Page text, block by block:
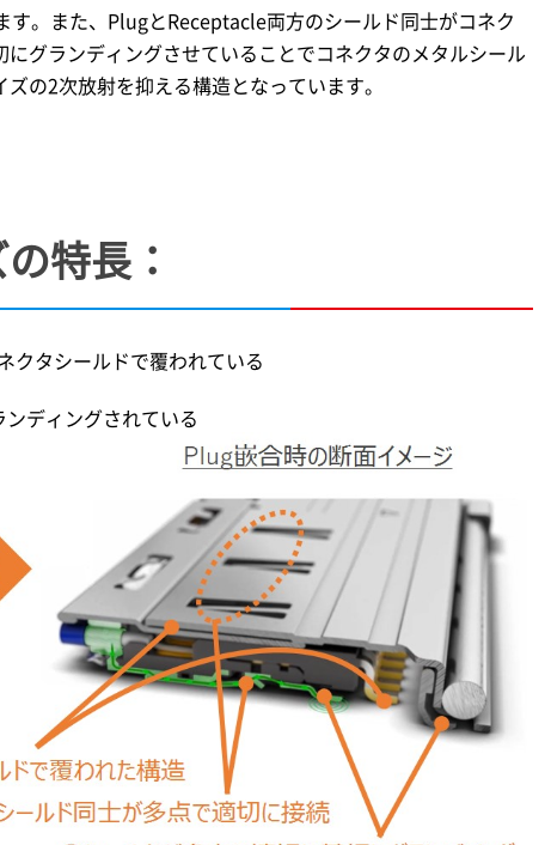
。また、PlugとReceptacle両方のシールド同士がコネク
グランディングさせていることでコネクタのメタルシール
の2次放射を抑える構造となっています。
特長：
クタシールドで覆われている
ディングされている